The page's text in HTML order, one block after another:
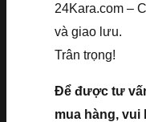
24Kara.com –
và giao lưu.
Trân trọng!
Để được tư
mua hàng, vui